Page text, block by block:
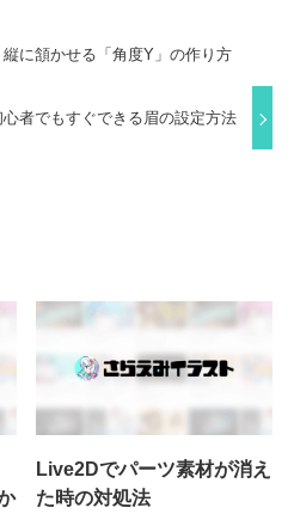
に頷かせる「角度Y」の作り方
心者でもすぐできる眉の設定方法
Live2Dでパーツ素材が消え
た時の対処法